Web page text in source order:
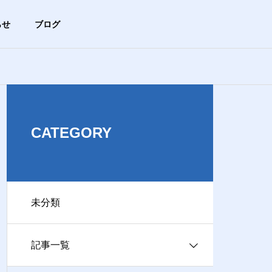
せ ブログ
沿革
ACCESS
アクセス
事業
ge、Safariの違い
CATEGORY
未分類
記事一覧